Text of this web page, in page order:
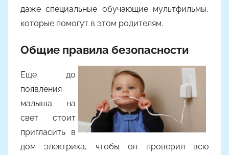
даже специальные обучающие мультфильмы,
которые помогут в этом родителям.
Общие правила безопасности
Еще до
появления
малыша на
свет стоит
пригласить в
дом электрика, чтобы он проверил всю